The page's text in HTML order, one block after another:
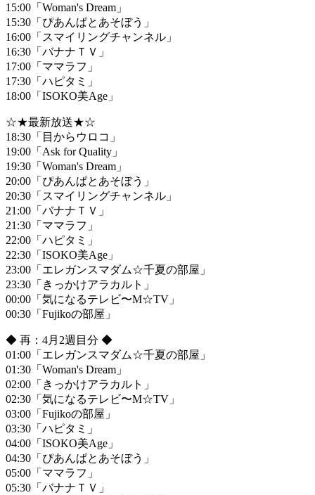
15:00「Woman's Dream」
15:30「ぴあんぱとあそぼう」
16:00「スマイリングチャンネル」
16:30「バナナＴＶ」
17:00「ママラフ」
17:30「ハピタミ」
18:00「ISOKO美Age」
☆★最新放送★☆
18:30「目からウロコ」
19:00「Ask for Quality」
19:30「Woman's Dream」
20:00「ぴあんぱとあそぼう」
20:30「スマイリングチャンネル」
21:00「バナナＴＶ」
21:30「ママラフ」
22:00「ハピタミ」
22:30「ISOKO美Age」
23:00「エレガンスマダム☆千夏の部屋」
23:30「きっかけアラカルト」
00:00「気になるテレビ〜M☆TV」
00:30「Fujikoの部屋」
◆ 再：4月2週目分 ◆
01:00「エレガンスマダム☆千夏の部屋」
01:30「Woman's Dream」
02:00「きっかけアラカルト」
02:30「気になるテレビ〜M☆TV」
03:00「Fujikoの部屋」
03:30「ハピタミ」
04:00「ISOKO美Age」
04:30「ぴあんぱとあそぼう」
05:00「ママラフ」
05:30「バナナＴＶ」